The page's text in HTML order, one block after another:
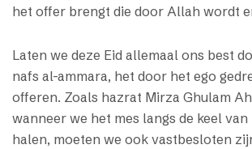
het offer brengt die door Allah wordt
Laten we deze Eid allemaal ons best
nafs al-ammara, het door het ego
offeren. Zoals hazrat Mirza Ghulam
wanneer we het mes langs de keel
halen, moeten we ook vastbesloten